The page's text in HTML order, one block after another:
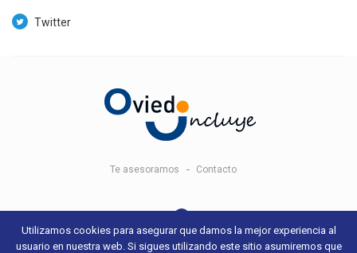
Twitter
Te asesoramos Contacto
© 2018 Oviedo Incluye - Aviso legal y condiciones de uso- Sitio web
Utilizamos cookies para asegurar que damos la mejor experiencia al
usuario en nuestra web. Si sigues utilizando este sitio asumiremos que